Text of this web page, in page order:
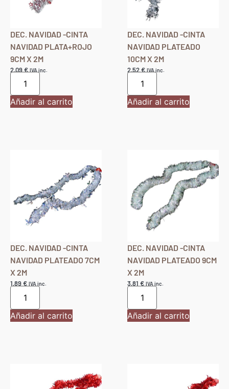
DEC. NAVIDAD -CINTA
NAVIDAD PLATA+ROJO
9CM X 2M
2,09€ IVA inc.
Añadir al carrito
DEC. NAVIDAD -CINTA
NAVIDAD PLATEADO
10CM X 2M
2,52€ IVA inc.
Añadir al carrito
DEC. NAVIDAD -CINTA
NAVIDAD PLATEADO 7CM
X 2M
1,89€ IVA inc.
Añadir al carrito
DEC. NAVIDAD -CINTA
NAVIDAD PLATEADO 9CM
X 2M
3,81 € IVA inc.
Añadir al carrito